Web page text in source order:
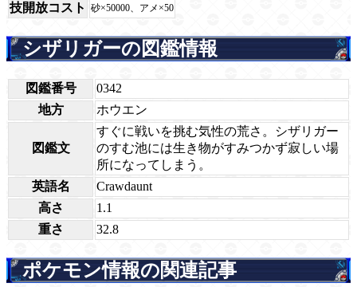
技開放コスト 砂×50000、アメ×50
シザリガーの図鑑情報
図鑑番号
0342
地方
ホウエン
図鑑文
すぐに戦いを挑む気性の荒さ。シザリガー
のすむ池には生き物がすみつかず寂しい場
所になってしまう。
英語名
Crawdaunt
高さ
1.1
重さ
32.8
ポケモン情報の関連記事